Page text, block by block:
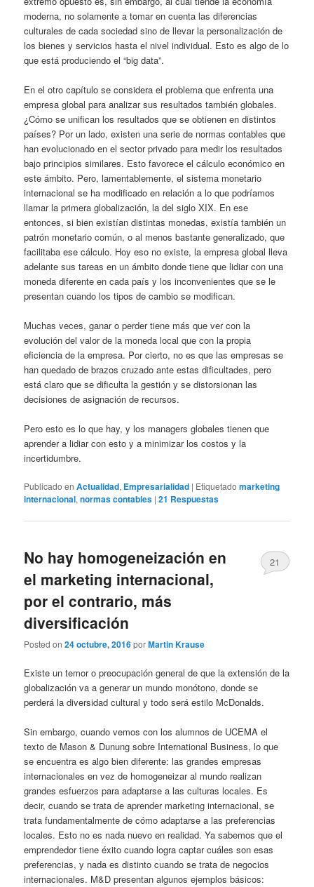
moderna, no solamente a tomar en cuenta las diferencias
culturales de cada sociedad sino de llevar la personalización de
los bienes y servicios hasta el nivel individual. Esto es algo de lo
que está produciendo el “big data”.
En el otro capítulo se considera el problema que enfrenta una
empresa global para analizar sus resultados también globales.
¿Cómo se unifican los resultados que se obtienen en distintos
países? Por un lado, existen una serie de normas contables que
han evolucionado en el sector privado para medir los resultados
bajo principios similares. Esto favorece el cálculo económico en
este ámbito. Pero, lamentablemente, el sistema monetario
internacional se ha modificado en relación a lo que podríamos
llamar la primera globalización, la del siglo XIX. En ese
entonces, si bien existían distintas monedas, existía también un
patrón monetario común, o al menos bastante generalizado, que
facilitaba ese cálculo. Hoy eso no existe, la empresa global lleva
adelante sus tareas en un ámbito donde tiene que lidiar con una
moneda diferente en cada país y los inconvenientes que se le
presentan cuando los tipos de cambio se modifican.
Muchas veces, ganar o perder tiene más que ver con la
evolución del valor de la moneda local que con la propia
eficiencia de la empresa. Por cierto, no es que las empresas se
han quedado de brazos cruzado ante estas dificultades, pero
está claro que se dificulta la gestión y se distorsionan las
decisiones de asignación de recursos.
Pero esto es lo que hay, y los managers globales tienen que
aprender a lidiar con esto y a minimizar los costos y la
incertidumbre.
Publicado en Actualidad, Empresarialidad | Etiquetado marketing
internacional,normas contables |21 Respuestas
No hay homogeneización en
el marketing internacional,
por el contrario, más
diversificación
Posted on24 octubre, 2016porMartin Krause
21
Existe un temor o preocupación general de que la extensión de la
globalización va a generar un mundo monótono, donde se
perderá la diversidad cultural y todo será estilo McDonalds.
Sin embargo, cuando vemos con los alumnos de UCEMA el
texto de Mason & Dunung sobre International Business, lo que
se encuentra es algo bien diferente: las grandes empresas
internacionales en vez de homogeneizar al mundo realizan
grandes esfuerzos para adaptarse a las culturas locales. Es
decir, cuando se trata de aprender marketing internacional, se
trata fundamentalmente de cómo adaptarse a las preferencias
locales. Esto no es nada nuevo en realidad. Ya sabemos que el
emprendedor tiene éxito cuando logra captar cuáles son esas
preferencias, y nada es distinto cuando se trata de negocios
internacionales. M&D presentan algunos ejemplos básicos: